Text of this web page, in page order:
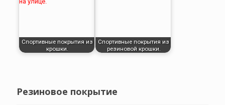
Спортивные покрытия из
крошки.
Спортивные покрытия из
резиновой крошки.
Резиновое покрытие